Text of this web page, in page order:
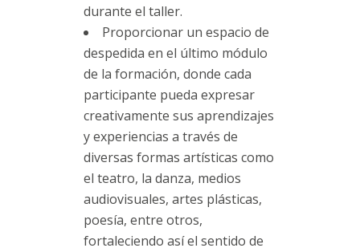
durante el taller.
Proporcionar un espacio de
despedida en el último módulo
de la formación, donde cada
participante pueda expresar
creativamente sus aprendizajes
y experiencias a través de
diversas formas artísticas como
el teatro, la danza, medios
audiovisuales, artes plásticas,
poesía, entre otros,
fortaleciendo así el sentido de